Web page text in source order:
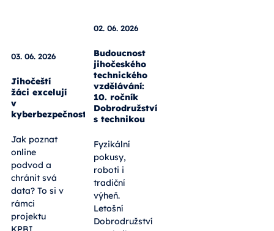
03. 06. 2026
Jihočeští
žáci excelují
v
kyberbezpečnosti
Jak poznat
online
podvod a
chránit svá
data? To si v
rámci
projektu
02. 06. 2026
Budoucnost
technického
vzdělávání:
10. ročník
Dobrodružství
s technikou
Fyzikální
pokusy,